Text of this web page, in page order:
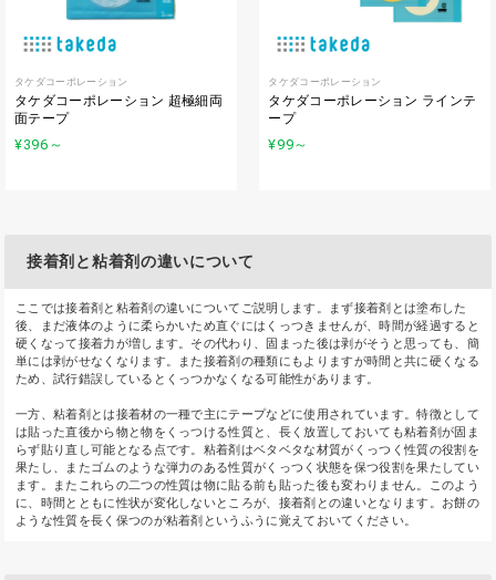
タケダコーポレーション
タケダコーポレーション 超極細両
面テープ
¥396 ～
タケダコーポレーション
タケダコーポレーション ラインテ
ープ
¥99～
接着剤と粘着剤の違いについて
ここでは接着剤と粘着剤の違いについてご説明します。まず接着剤とは塗布した
後、まだ液体のように柔らかいため直ぐにはくっつきませんが、時間が経過すると
硬くなって接着力が増します。その代わり、固まった後は剥がそうと思っても、簡
単には剥がせなくなります。また接着剤の種類にもよりますが時間と共に硬くなる
ため、試行錯誤しているとくっつかなくなる可能性があります。
一方、粘着剤とは接着材の一種で主にテープなどに使用されています。特徴として
は貼った直後から物と物をくっつける性質と、長く放置しておいても粘着剤が固ま
らず貼り直し可能となる点です。粘着剤はベタベタな材質がくっつく性質の役割を
果たし、またゴムのような弾力のある性質がくっつく状態を保つ役割を果たしてい
ます。またこれらの二つの性質は物に貼る前も貼った後も変わりません。このよう
に、時間とともに性状が変化しないところが、接着剤との違いとなります。お餅の
ような性質を長く保つのが粘着剤というふうに覚えておいてください。